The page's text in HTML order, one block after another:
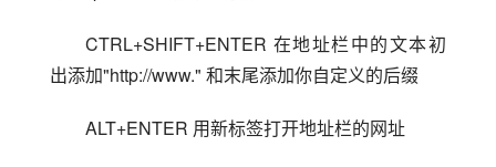
CTRL+SHIFT+ENTER 在地址栏中的文本初
出添加"http://www." 和末尾添加你自定义的后缀
ALT+ENTER 用新标签打开地址栏的网址